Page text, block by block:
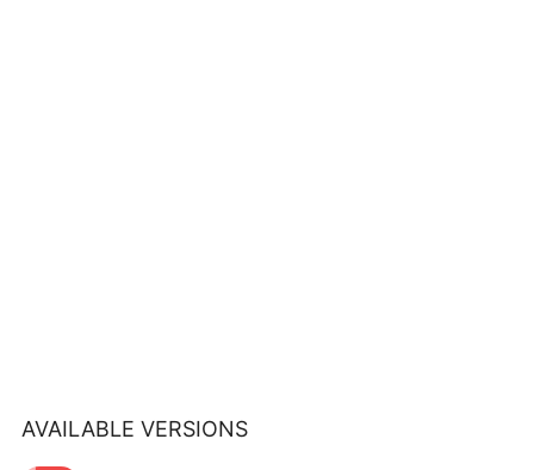
AVAILABLE VERSIONS